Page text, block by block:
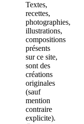
Textes,
recettes,
photographies,
illustrations,
compositions
présents
sur ce site,
sont des
créations
originales
(sauf
mention
contraire
explicite).